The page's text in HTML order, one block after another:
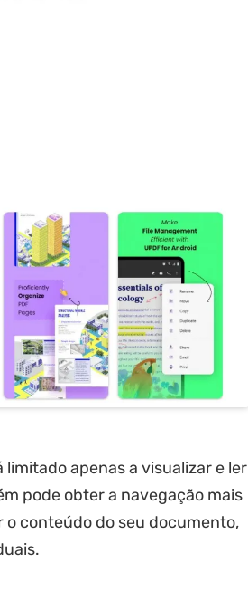
limitado apenas a visualizar e ler
pode obter a navegação mais
conteúdo do seu documento,